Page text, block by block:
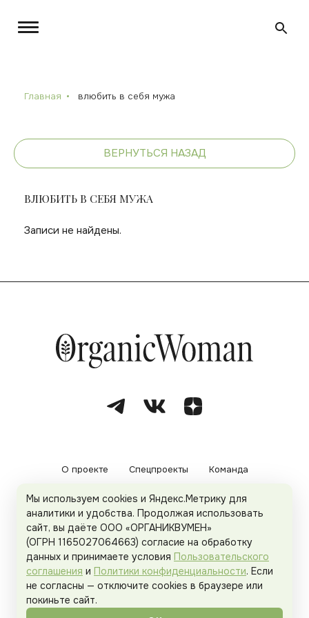
Главная влюбить в себя мужа
ВЕРНУТЬСЯ НАЗАД
ВЛЮБИТЬ В СЕБЯ МУЖА
Записи не найдены.
О проекте Спецпроекты Команда
Рекламодателям Политика конфиденциальности
Пользовательское соглашение
Organicwoman.ru . Все права защищены.
Мы используем cookies и Яндекс.Метрику для
аналитики и удобства. Продолжая использовать
сайт, вы даёте ООО «ОРГАНИКВУМЕН»
(ОГРН 1165027064663) согласие на обработку
данных и принимаете условия Пользовательского
соглашения и Политики конфиденциальности. Если
не согласны — отключите cookies в браузере или
покиньте сайт.